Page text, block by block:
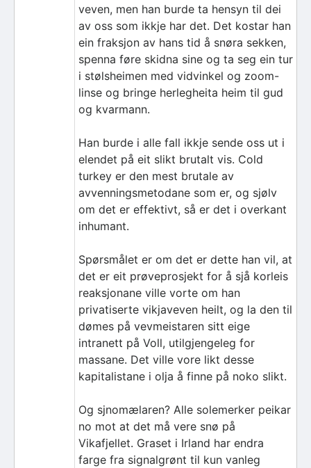
veven, men han burde ta hensyn til dei
av oss som ikkje har det. Det kostar han
ein fraksjon av hans tid å snøra sekken,
spenna føre skidna sine og ta seg ein tur
i stølsheimen med vidvinkel og zoom-
linse og bringe herlegheita heim til gud
og kvarmann.
Han burde i alle fall ikkje sende oss ut i
elendet på eit slikt brutalt vis. Cold
turkey er den mest brutale av
avvenningsmetodane som er, og sjølv
om det er effektivt, så er det i overkant
inhumant.
Spørsmålet er om det er dette han vil, at
det er eit prøveprosjekt for å sjå korleis
reaksjonane ville vorte om han
privatiserte vikjaveven heilt, og la den til
dømes på vevmeistaren sitt eige
intranett på Voll, utilgjengeleg for
massane. Det ville vore likt desse
kapitalistane i olja å finne på noko slikt.
Og sjnomælaren? Alle solemerker peikar
no mot at det må vere snø på
Vikafjellet. Graset i Irland har endra
farge fra signalgrønt til kun vanleg